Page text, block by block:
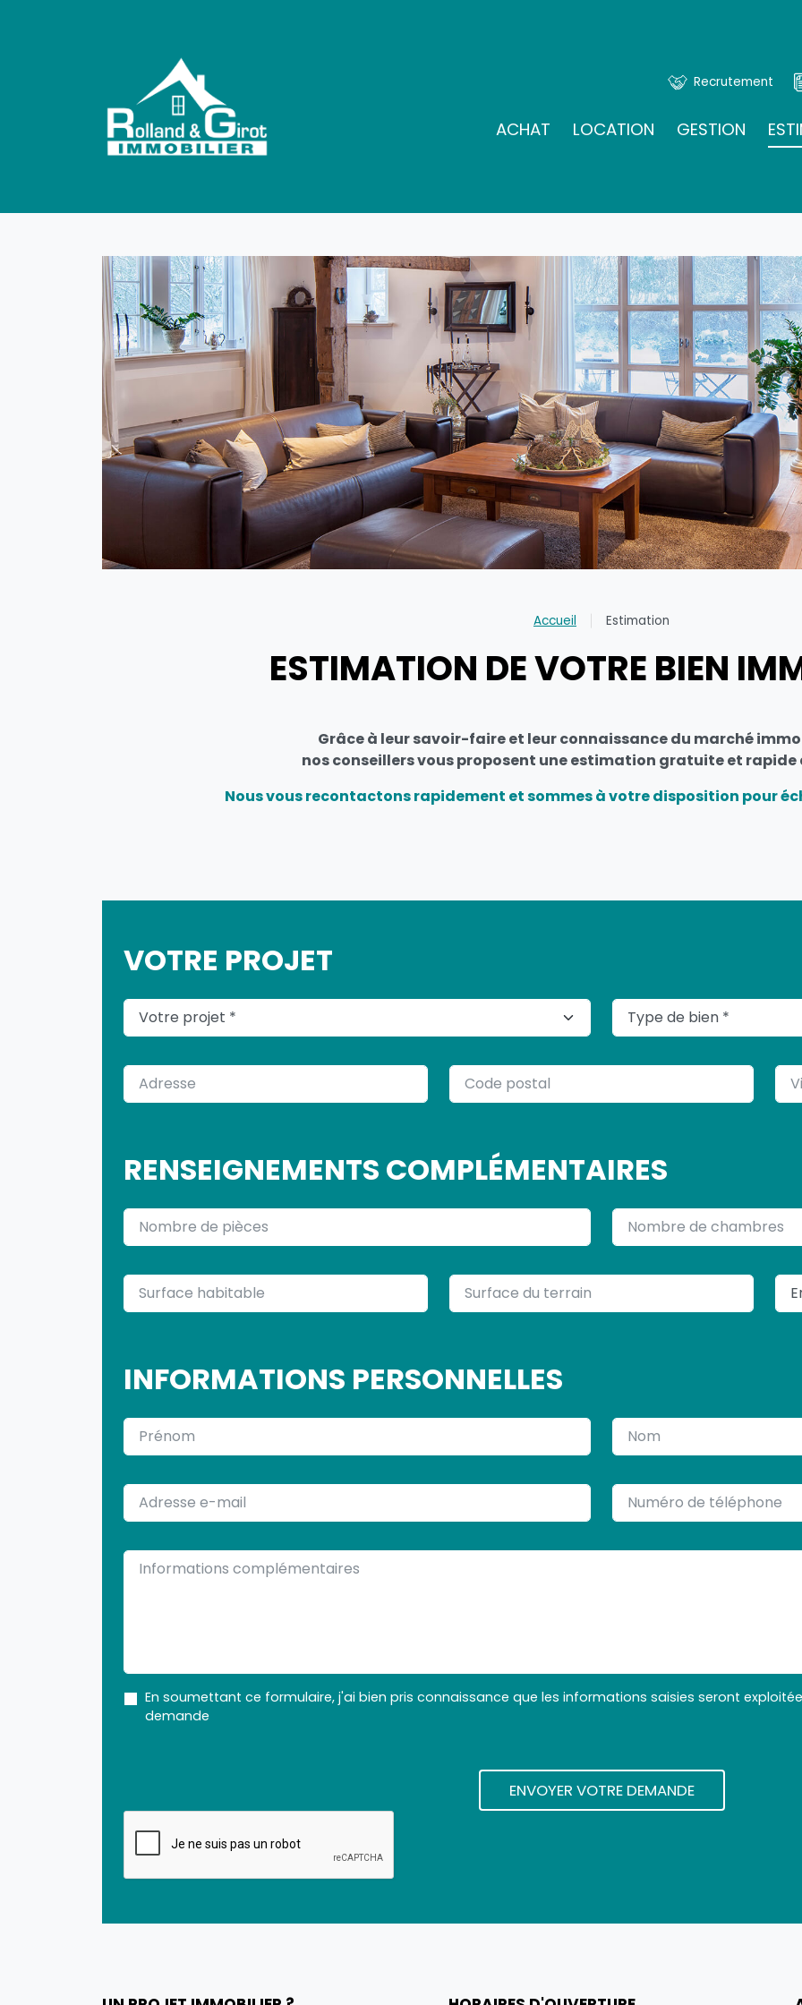
Recrutement
ACHAT LOCATION GESTION
Accueil Estimation
ESTIMATION DE VOTRE BIEN
Grâce à leur savoir-faire et leur connaissance du marché
nos conseillers vous proposent une estimation gratuite et rapide
Nous vous recontactons rapidement et sommes à votre disposition pour
VOTRE PROJET
VOTRE PROJET TYPE DE BIEN
ADRESSE CODE POSTAL
RENSEIGNEMENTS COMPLÉMENTAIRES
NOMBRE DE PIÈCES NOMBRE DE CHAMBRES
SURFACE HABITABLE SURFACE DU TERRAIN
INFORMATIONS PERSONNELLES
PRÉNOM NOM
ADRESSE E-MAIL NUMÉRO DE TÉLÉPHONE
INFORMATIONS COMPLÉMENTAIRES
En soumettant ce formulaire, j'ai bien pris connaissance que les informations saisies seront
demande